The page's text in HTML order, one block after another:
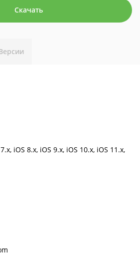
Скачать
iOS 8.x, iOS 9.x, iOS 10.x, iOS 11.x,